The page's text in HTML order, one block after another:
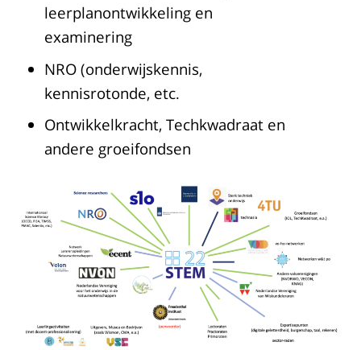
leerplanontwikkeling en
examinering
NRO (onderwijskennis,
kennisrotonde, etc.
Ontwikkelkracht, Techkwadraat en
andere groeifondsen